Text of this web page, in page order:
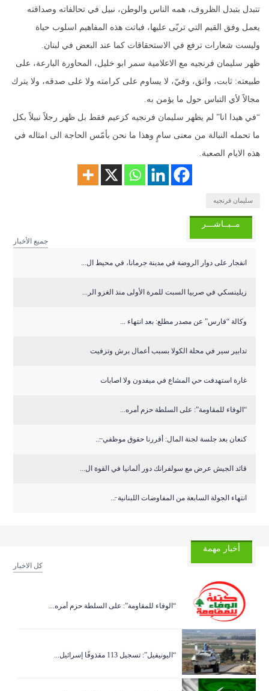
تتبدل بتبدل الظروف، همه الناس والوطن، نبيل في تحالفاته وصداقته
يعمل وفق القيم التي تربّى عليها، فباتت هذه المفاهيم اسلوب حياة
وليست شعارات ترفع في الاستحقاقات كما عند البعض في لبنان.
ظهر سليمان فرنجيه مع الاعلامية سمر ابو خليل، المحاورة البارعة، على
طبيعته: ثابت، واثق، وفيّ، لا يساوم على كرامته ولا على صدقه، ولا يترك
مجالاً لأي التباس حول ما يؤمن به.
“في هيدا انا” لم يظهر سليمان فرنجيه كزعيم فقط بل ظهر رجلاً نبيلاً بكل
ما تحمله النبالة من معنى سامٍ وهذا ما نحن بأمّس الحاجة الى امثاله في
هذه الايام الصعبة.
سليمان فرنجيه
مــبــاشـــر
جميع الأخبار
انفجار على دوار الروضة في مدينة جرمانا، في محيط ال...
زيلينسكي في صربيا السبت للمرة الأولى منذ الغزو الر...
وكالة “فارس” عن مصدر مطلع: بعد انتهاء ...
تدابير سير في محلة الكولا بسبب أعمال برش وتزفيت
غارة استهدفت حي المشاع في ميفدون ولا اصابات
“الوفاء للمقاومة”: على السلطة حزم أمره...
كنعان بعد جلسة لجنة المال: أقررنا حقوق موظفي ̶...
قائد الجيش عرض مع سولفرانك دور ألمانيا في القوة ال...
انتهاء الجولة السابعة من المفاوضات اللبنانية ̵...
أخبار مهمة
كل الاخبار
“الوفاء للمقاومة”: على السلطة حزم أمره...
“اليونيفيل”: تسجيل 113 مقذوفًا إسرائيل...